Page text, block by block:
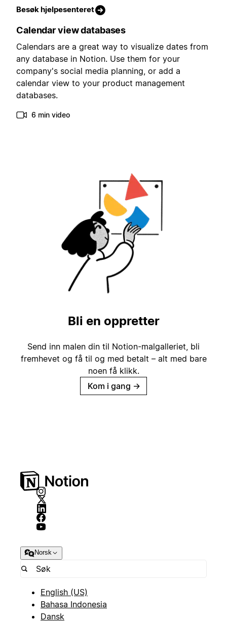
Besøk hjelpesenteret
Calendar view databases
Calendars are a great way to visualize dates from
any database in Notion. Use them for your
company's social media planning, or add a
calendar view to your product management
databases.
6 min video
Bli en oppretter
Send inn malen din til Notion-malgalleriet, bli
fremhevet og få til og med betalt – alt med bare
noen få klikk.
Kom i gang →
Norsk
English (US)
Bahasa Indonesia
Dansk